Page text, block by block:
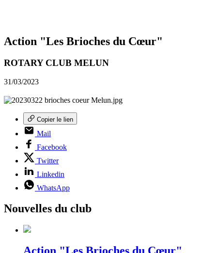
Action "Les Brioches du Cœur"
ROTARY CLUB MELUN
31/03/2023
Copier le lien
Mail
Facebook
Twitter
Linkedin
WhatsApp
Nouvelles du club
Action "Les Brioches du Cœur"